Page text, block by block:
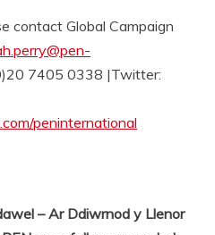
contact Global Campaign
7405 0338 |Twitter:
peninternational
– Ar Ddiwrnod y Llenor